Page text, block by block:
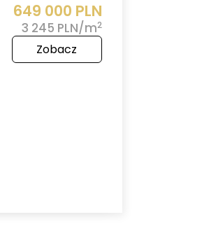
649 000 PLN
3 245 PLN/m2
Zobacz